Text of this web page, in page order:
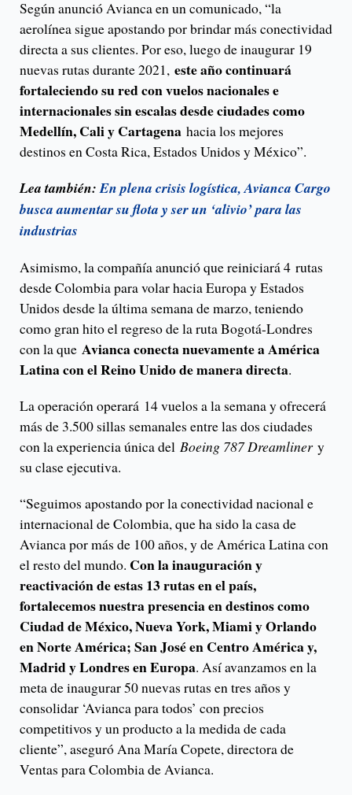
Según anunció Avianca en un comunicado, “la
aerolínea sigue apostando por brindar más conectividad
directa a sus clientes. Por eso, luego de inaugurar 19
nuevas rutas durante 2021, este año continuará
fortaleciendo su red con vuelos nacionales e
internacionales sin escalas desde ciudades como
Medellín, Cali y Cartagena hacia los mejores
destinos en Costa Rica, Estados Unidos y México”.
Lea también:En plena crisis logística, Avianca Cargo
busca aumentar su flota y ser un ‘alivio’ para las
industrias
Asimismo, la compañía anunció que reiniciará 4 rutas
desde Colombia para volar hacia Europa y Estados
Unidos desde la última semana de marzo, teniendo
como gran hito el regreso de la ruta Bogotá-Londres
con la que Avianca conecta nuevamente a América
Latina con el Reino Unido de manera directa.
La operación operará 14 vuelos a la semana y ofrecerá
más de 3.500 sillas semanales entre las dos ciudades
con la experiencia única del Boeing 787 Dreamliner y
su clase ejecutiva.
“Seguimos apostando por la conectividad nacional e
internacional de Colombia, que ha sido la casa de
Avianca por más de 100 años, y de América Latina con
el resto del mundo. Con la inauguración y
reactivación de estas 13 rutas en el país,
fortalecemos nuestra presencia en destinos como
Ciudad de México, Nueva York, Miami y Orlando
en Norte América; San José en Centro América y,
Madrid y Londres en Europa. Así avanzamos en la
meta de inaugurar 50 nuevas rutas en tres años y
consolidar ‘Avianca para todos’ con precios
competitivos y un producto a la medida de cada
cliente”, aseguró Ana María Copete, directora de
Ventas para Colombia de Avianca.